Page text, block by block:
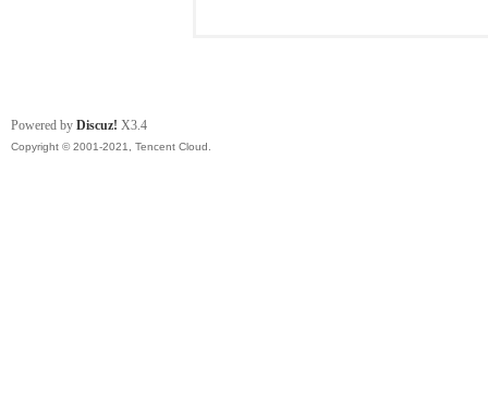
Powered by Discuz! X3.4
Copyright © 2001-2021, Tencent Cloud.